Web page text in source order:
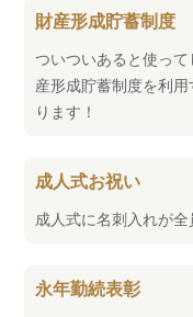
財産形成貯蓄制度
ついついあると使っ
産形成貯蓄制度を利
ります！
成人式お祝い
成人式に名刺入れが全
永年勤続表彰